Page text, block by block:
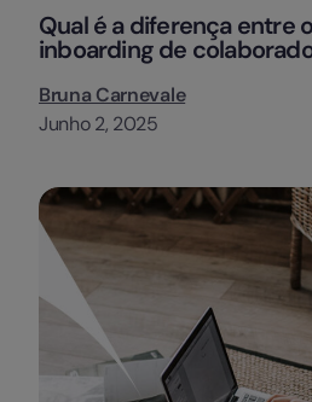
Qual é a diferença entre
inboarding de
Bruna Carnevale
Junho 2, 2025